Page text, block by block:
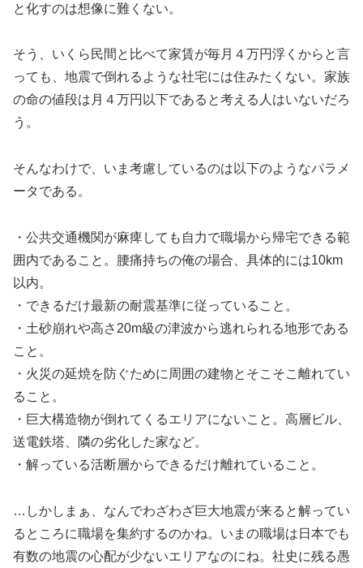
と化すのは想像に難くない。
そう、いくら民間と比べて家賃が毎月４万円浮くからと言
っても、地震で倒れるような社宅には住みたくない。家族
の命の値段は月４万円以下であると考える人はいないだろ
う。
そんなわけで、いま考慮しているのは以下のようなパラメ
ータである。
・公共交通機関が麻痺しても自力で職場から帰宅できる範
囲内であること。腰痛持ちの俺の場合、具体的には10km
以内。
・できるだけ最新の耐震基準に従っていること。
・土砂崩れや高さ20m級の津波から逃れられる地形である
こと。
・火災の延焼を防ぐために周囲の建物とそこそこ離れてい
ること。
・巨大構造物が倒れてくるエリアにないこと。高層ビル、
送電鉄塔、隣の劣化した家など。
・解っている活断層からできるだけ離れていること。
…しかしまぁ、なんでわざわざ巨大地震が来ると解ってい
るところに職場を集約するのかね。いまの職場は日本でも
有数の地震の心配が少ないエリアなのにね。社史に残る愚